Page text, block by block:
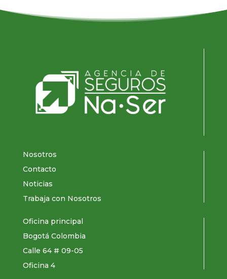
Nosotros
Contacto
Noticias
Trabaja con Nosotros
Oficina principal
Bogotá Colombia
Calle 64 # 09-05
Oficina 4